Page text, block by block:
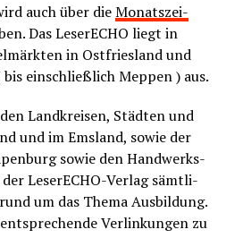
auch über dieMonats­zei­
Das Lese­r­ECHO liegt in
in Ost­fries­land und
ein­schließ­lich Meppen ) aus.
Land­krei­sen, Städ­ten und
und im Ems­land, sowie der
sowie den Hand­werks­
Lese­r­ECHO-Ver­lag sämt­li­
um das The­ma Aus­bil­dung.
Ver­lin­kun­gen zu